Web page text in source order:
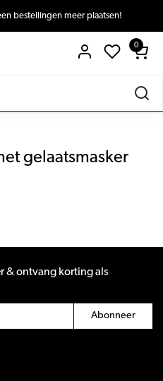
bestellingen meer plaatsen!
0
gelaatsmasker
& ontvang korting als
Abonneer